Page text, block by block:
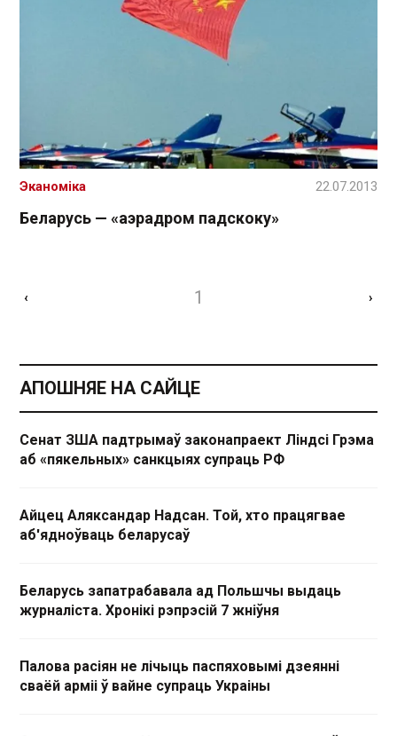
Беларусь — «аэрадром падскоку»
Эканоміка 22.07.2013
‹ 1 ›
АПОШНЯЕ НА САЙЦЕ
Сенат ЗША падтрымаў законапраект Ліндсі Грэма
аб «пякельных» санкцыях супраць РФ
Айцец Аляксандар Надсан. Той, хто працягвае
аб'ядноўваць беларусаў
Беларусь запатрабавала ад Польшчы выдаць
журналіста. Хронікі рэпрэсій 7 жніўня
Палова расіян не лічыць паспяховымі дзеянні
сваёй арміі ў вайне супраць Украіны